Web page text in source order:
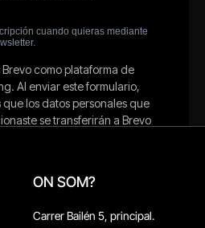
ON SOM?
Carrer Bailén 5, principal.